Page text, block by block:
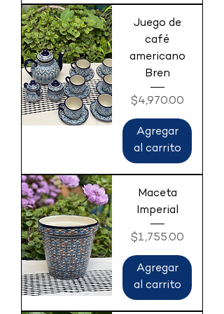
Juego de
café
americano
Bren
Precio
$4,970.00
Agregar
al carrito
Maceta
Imperial
Precio
$1,755.00
Agregar
al carrito